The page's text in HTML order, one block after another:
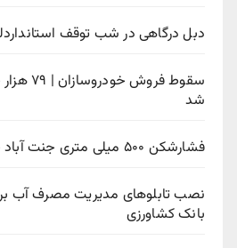
دبل درگاهی در شب توقف
سقوط
شد
فشارشکن ۵۰۰ میلی متری جنت آباد جنوبی تعویض شد
نصب تابلوهای مدیریت مصرف آب
بانک کشاورزی